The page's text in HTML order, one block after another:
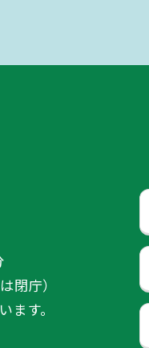
閉庁）
ます。